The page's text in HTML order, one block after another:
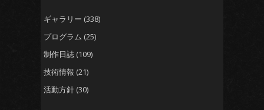
ギャラリー (338)
プログラム (25)
制作日誌 (109)
技術情報 (21)
活動方針 (30)